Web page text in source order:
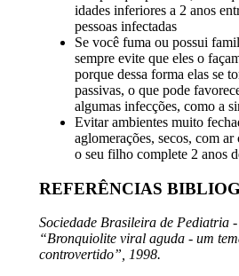
idades inferiores a 2 anos
pessoas infectadas
Se você fuma ou possui
sempre evite que eles o
porque dessa forma elas se
passivas, o que pode
algumas infecções, como a
Evitar ambientes muito
aglomerações, secos, com
o seu filho complete 2 anos
REFERÊNCIAS
Sociedade Brasileira de Pediatria
“Bronquiolite viral aguda - um
controvertido”, 1998.